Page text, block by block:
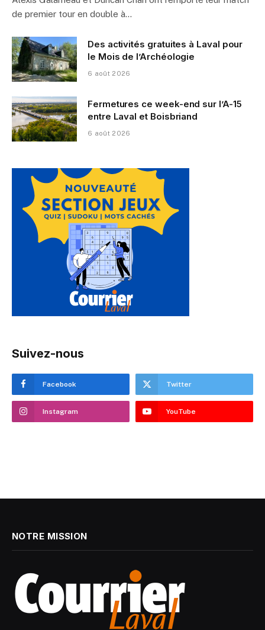
de premier tour en double à…
Des activités gratuites à Laval pour
le Mois de l’Archéologie
6 août 2026
Fermetures ce week-end sur l’A-15
entre Laval et Boisbriand
6 août 2026
Suivez-nous
Facebook Twitter
Instagram YouTube
NOTRE MISSION